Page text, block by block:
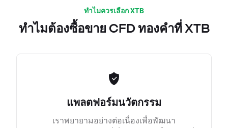
ทำไมควรเลือก XTB
ทำไมต้องซื้อขาย CFD ทองคำที่ XTB
แพลตฟอร์มนวัตกรรม
เราพยายามอย่างต่อเนื่องเพื่อพัฒนา